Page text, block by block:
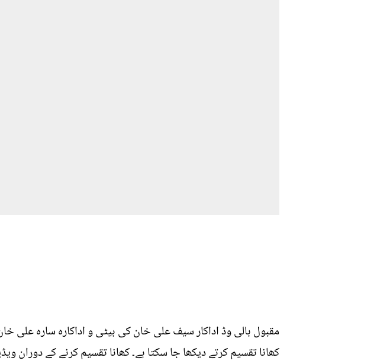
مقبول بالی وڈ اداکار سیف علی خان کی بیٹی و اداکارہ سارہ
کھانا تقسیم کرتے دیکھا جا سکتا ہے۔ کھانا تقسیم کرنے کے دوران